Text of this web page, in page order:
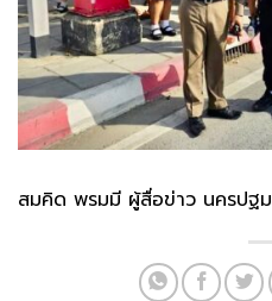
สมคิด พรมมี ผู้สื่อข่าว นครปฐม